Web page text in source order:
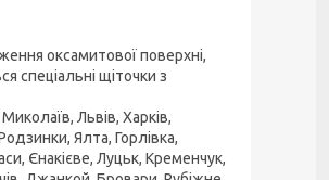
оксамитової поверхні,
спеціальні щіточки з
Львів, Харків,
Ялта, Горлівка,
Єнакієве, Луцьк, Кременчук,